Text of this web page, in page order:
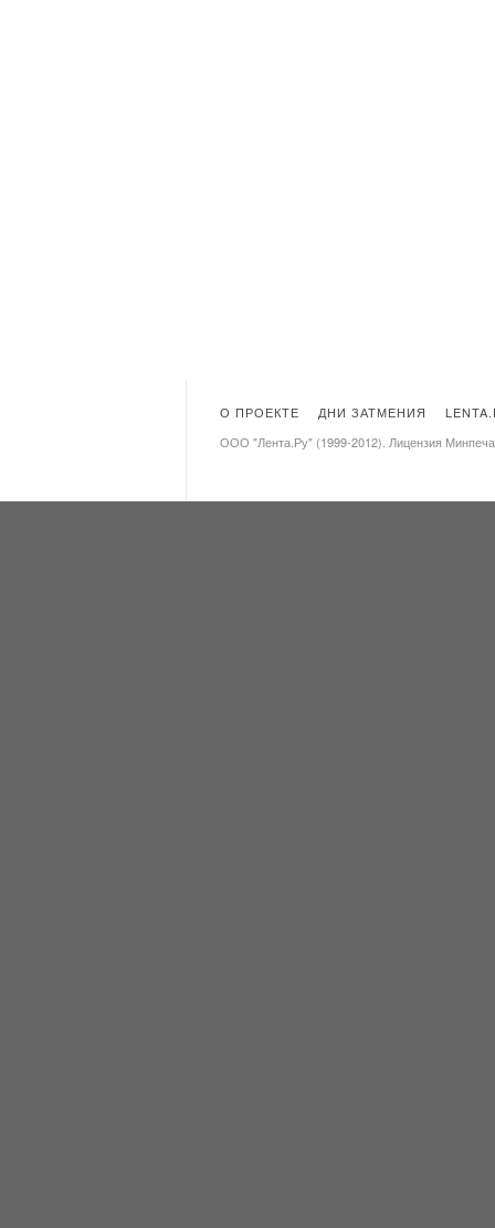
О ПРОЕКТЕ ДНИ ЗАТМЕНИЯ
ООО "Лента.Ру" (1999-2012). Лицензия